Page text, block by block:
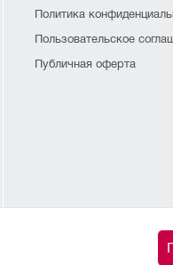
Политика
Пользовательское
Публичная оферта